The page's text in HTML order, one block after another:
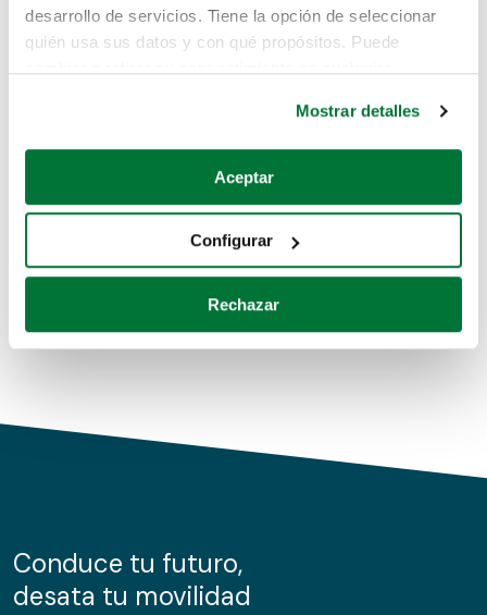
desarrollo de servicios. Tiene la opción de seleccionar
quién usa sus datos y con qué propósitos. Puede
Si lo permite, también quisiéramos:
Recopilar información sobre su ubicación geográfica
Identificar su dispositivo analizándolo activamente
para buscar características específicas (huellas
Obtenga más información sobre cómo se procesan sus
de cookies.
información sobre el uso que haga del sitio web con
nuestros partners de redes sociales, publicidad y análisis
Mostrar detalles
Aceptar
Configurar
Rechazar
Pero puedes encontrar el coche que estás
buscando en alguno de estos enlaces:
Coches de segunda mano
Coches de km0
Conduce tu futuro,
desata tu movilidad